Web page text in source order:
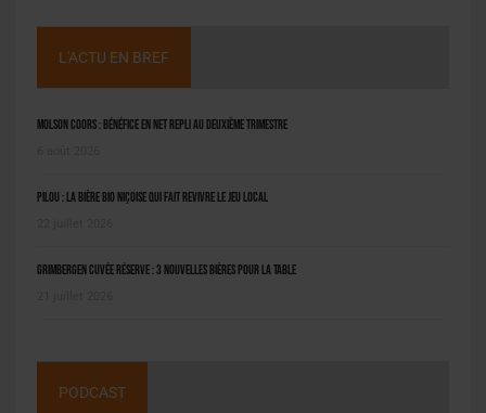
L'ACTU EN BREF
Molson Coors : bénéfice en net repli au deuxième trimestre
Pilou : la bière bio niçoise qui fait revivre le jeu local
Grimbergen Cuvée Réserve : 3 nouvelles bières pour la table
PODCAST